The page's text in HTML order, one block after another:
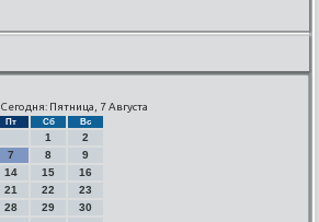
Сегодня: Пятница, 7 Августа
Пт Сб Вс
1
2
7 8
9
14 15
16
21 22
23
28 29
30